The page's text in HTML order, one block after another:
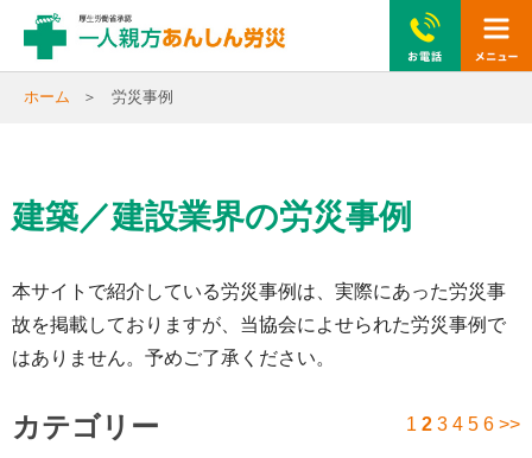
ホーム 労災事例
建築／建設業界の労災事例
本サイトで紹介している労災事例は、実際にあった労災事
故を掲載しておりますが、当協会によせられた労災事例で
はありません。予めご了承ください。
1 2 3 4 5 6 >>
カテゴリー